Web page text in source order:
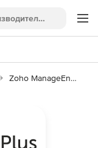
Zoho ManageEngine OpManager Plus